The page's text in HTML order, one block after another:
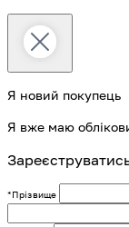
Я новий покупець
Я вже маю
*Прізвище